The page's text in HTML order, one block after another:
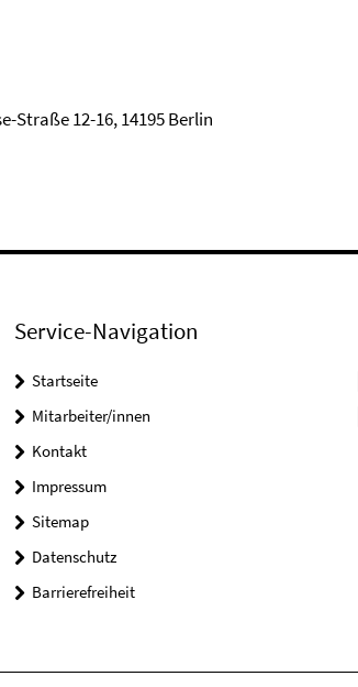
Straße 12-16, 14195 Berlin
Service-Navigation
Startseite
Mitarbeiter/innen
Kontakt
Impressum
Sitemap
Datenschutz
Barrierefreiheit